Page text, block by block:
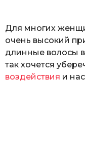
Для многих
очень высокий
длинные волосы
так хочется
воздействия и